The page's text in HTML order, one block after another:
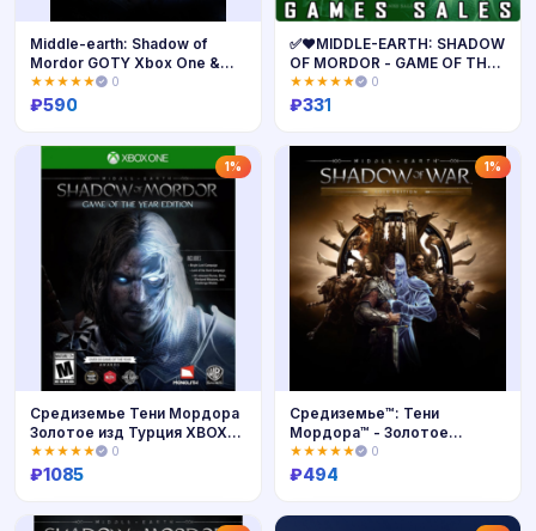
Купить
Middle-earth: Shadow of
Mordor GOTY Xbox One &
Series
★★★★★ 0
₽590
Купить
✅❤️MIDDLE-EARTH: SHADOW
OF MORDOR - GAME OF THE
YEAR EDITION❤️XBOX
ONE|XS🔑КЛЮЧ
★★★★★ 0
₽331
1%
Средиземье Тени Мордора
Золотое изд Турция XBOX
Ключ 🔑
★★★★★ 0
₽1085
1%
Средиземье™: Тени
Мордора™ - Золотое
изданиe для Xbox🔑
★★★★★ 0
₽494